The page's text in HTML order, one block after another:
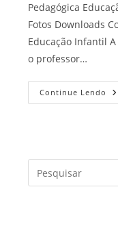
Pedagógica
Fotos Downloads
Educação Infantil
o professor…
Continue Lendo